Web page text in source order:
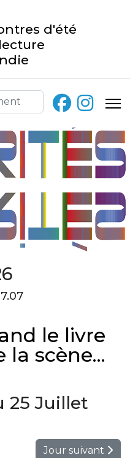
d'été
le livre
scène...
25 Juillet
Jour suivant